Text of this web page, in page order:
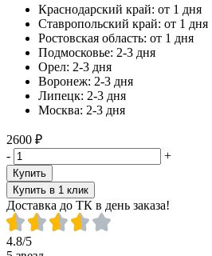
Краснодарский край: от 1 дня
Ставропольский край: от 1 дня
Ростовская область: от 1 дня
Подмосковье: 2-3 дня
Орел: 2-3 дня
Воронеж: 2-3 дня
Липецк: 2-3 дня
Москва: 2-3 дня
2600 ₽
-
+
Купить
Купить в 1 клик
Доставка до ТК в день заказа!
4.8/5